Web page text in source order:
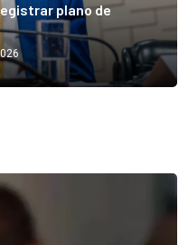
plano de